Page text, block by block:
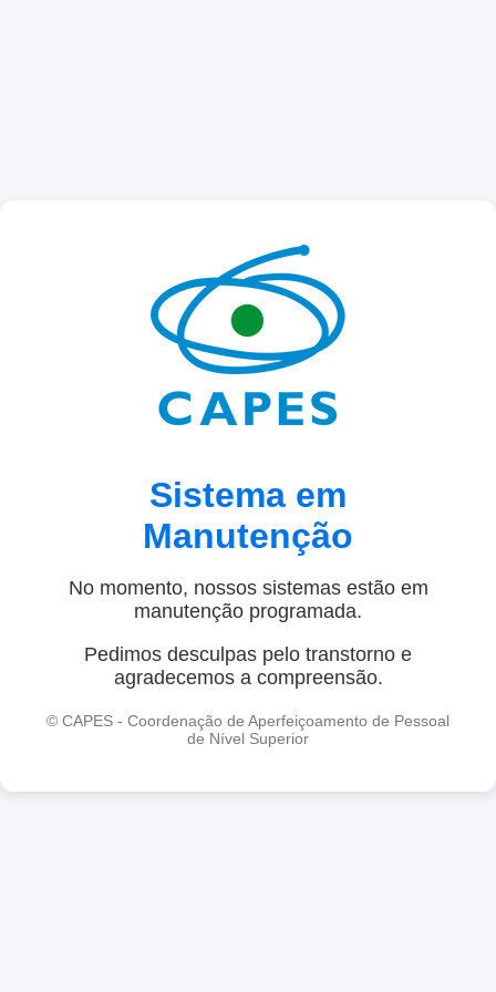
Sistema em
Manutenção
No momento, nossos sistemas estão em
manutenção programada.
Pedimos desculpas pelo transtorno e
agradecemos a compreensão.
© CAPES - Coordenação de Aperfeiçoamento de Pessoal
de Nível Superior